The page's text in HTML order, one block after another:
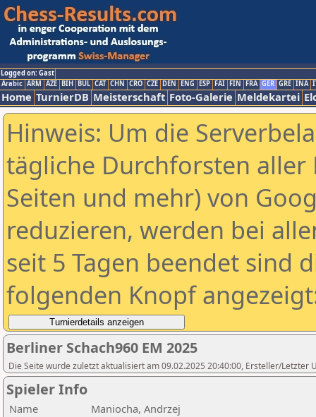
Logged on: Gast
Arabic ARM AZE BIH BUL CAT CHN CRO CZE DEN ENG ESP FAI FIN FRA GER GRE INA
Home TurnierDB Meisterschaft Foto-Galerie Meldekartei
Hinweis: Um die
tägliche Durchforsten aller
Seiten und mehr) von
reduzieren, werden bei
seit 5 Tagen beendet sind
folgenden Knopf
Berliner Schach960 EM 2025
Die Seite wurde zuletzt aktualisiert am 09.02.2025 20:40:00, Ersteller/Letzter
Spieler Info
Name
Maniocha, Andrzej